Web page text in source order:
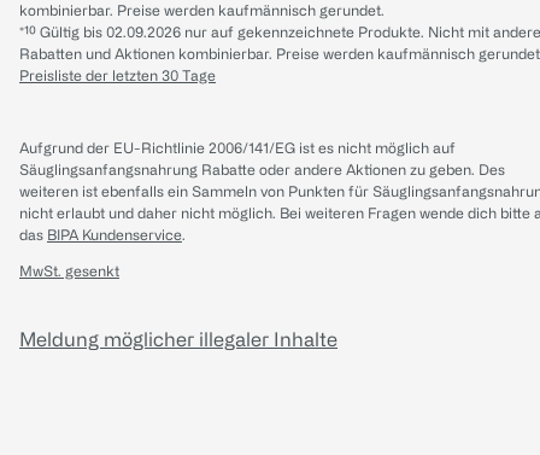
kombinierbar. Preise werden kaufmännisch gerundet.
*¹⁰ Gültig bis 02.09.2026 nur auf gekennzeichnete Produkte. Nicht mit
Rabatten und Aktionen kombinierbar. Preise werden kaufmännisch
Preisliste der letzten 30 Tage
Aufgrund der EU-Richtlinie 2006/141/EG ist es nicht möglich auf
Säuglingsanfangsnahrung Rabatte oder andere Aktionen zu geben. Des
weiteren ist ebenfalls ein Sammeln von Punkten für
nicht erlaubt und daher nicht möglich. Bei weiteren Fragen wende dich bitte
das BIPA Kundenservice.
MwSt. gesenkt
Meldung möglicher illegaler Inhalte